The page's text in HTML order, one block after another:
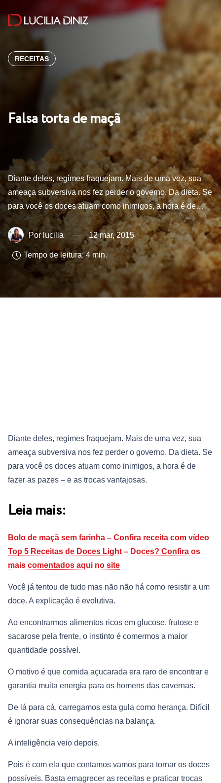
RECEITAS
Falsa torta de maçã
Diante deles, regimes fraquejam. Mais de uma vez, sua
ameaça subversiva nos fez perder o governo. Da dieta. Se
para você os doces atuam como inimigos, a hora é de…
lucilia 12 mar, 2015
Tempo de leitura: 4 min.
Diante deles, regimes fraquejam. Mais de uma vez, sua
ameaça subversiva nos fez perder o governo. Da dieta. Se
para você os doces atuam como inimigos, a hora é de
fazer as pazes – e as trocas vantajosas.
Leia mais:
Bolo de maçã sem farinha – Confira receita com vídeo
Top 5 Receitas de Doces Light – Doces? Confira os
mais comentados aqui no site
Você já tentou de tudo mas não não há como resistir a um
doce. A explicação é evolutiva.
Ao encontrarmos alimentos ricos em glucose, frutose e
sacarose pela frente, o instinto é comermos a maior
quantidade possível.
O motivo é que comida açucarada era raro de encontrar e
garantia muita energia para os homens das cavernas.
De lá para cá, carregamos esta gula como herança. Difícil
é ignorar suas consequências na balança.
A inteligência veio depois.
Pois é com ela que contamos vamos para tornar os doces
possíveis. Basta emagrecer as receitas e praticar trocas